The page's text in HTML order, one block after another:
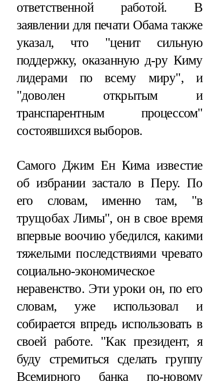
ответственной работой. В
заявлении для печати Обама также
указал, что "ценит сильную
поддержку, оказанную д-ру Киму
лидерами по всему миру", и
"доволен открытым и
транспарентным процессом"
состоявшихся выборов.
Самого Джим Ен Кима известие
об избрании застало в Перу. По
его словам, именно там, "в
трущобах Лимы", он в свое время
впервые воочию убедился, какими
тяжелыми последствиями чревато
социально-экономическое
неравенство. Эти уроки он, по его
словам, уже использовал и
собирается впредь использовать в
своей работе. "Как президент, я
буду стремиться сделать группу
Всемирного банка по-новому